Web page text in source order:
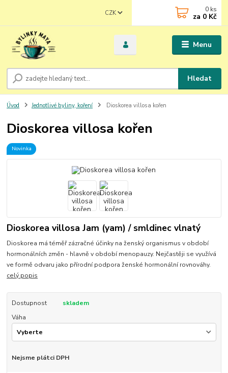
Menu
CZK
Hledat
0 ks
za 0 Kč
Úvod Jednotlivé byliny, koření Dioskorea villosa kořen
Dioskorea villosa kořen
Novinka
Dioskorea villosa Jam (yam) / smldinec vlnatý
Dioskorea má téměř zázračné účinky na ženský organismus v období
hormonálních změn - hlavně v období menopauzy. Nejčastěji se využívá
ve formě odvaru jako přírodní podpora ženské hormonální rovnováhy.
celý popis
Dostupnost
skladem
Váha
Nejsme plátci DPH